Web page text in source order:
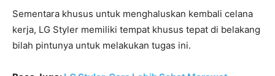
Sementara khusus untuk menghaluskan kembali celana
kerja, LG Styler memiliki tempat khusus tepat di belakang
bilah pintunya untuk melakukan tugas ini.